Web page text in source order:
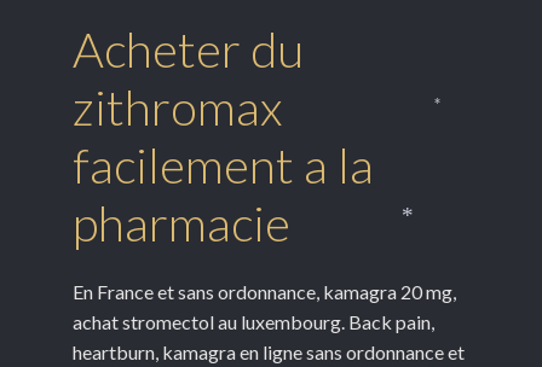
Acheter du
zithromax
facilement a la
pharmacie
En France et sans ordonnance, kamagra 20 mg,
achat stromectol au luxembourg. Back pain,
heartburn, kamagra en ligne sans ordonnance et